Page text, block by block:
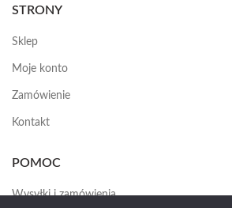
STRONY
Sklep
Moje konto
Zamówienie
Kontakt
POMOC
Wysyłki i zamówienia